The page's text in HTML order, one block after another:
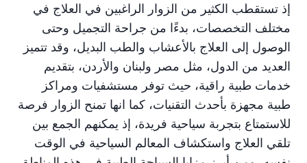
إذ تستقطب الكثير من الزوار الراغبين في العلاج في
مختلف التخصصات، بدءًا من جراحة التجميل وحتى
الوصول إلى العلاج بالأعشاب والطب البديل، وقد تتميز
العديد من الدول، مثل مصر ولبنان والأردن، بتقديم
خدمات طبية راقية، حيث توفر مستشفيات ومراكز
طبية مجهزة بأحدث التقنيات، كما انها تمنح الزوار فرصة
للاستمتاع بتجربة سياحية فريدة، إذ يمكنهم الجمع بين
تلقي العلاج واستكشاف المعالم السياحية في الوقت